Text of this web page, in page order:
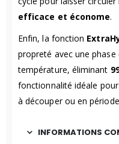
efficace et économe.
Enfin, la fonction
propreté avec une
température, éliminant
fonctionnalité idéale
à découper ou en
INFORMATIONS